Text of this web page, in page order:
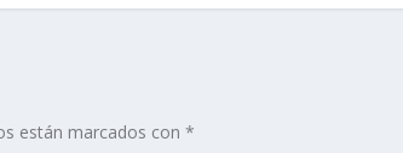
están marcados con*